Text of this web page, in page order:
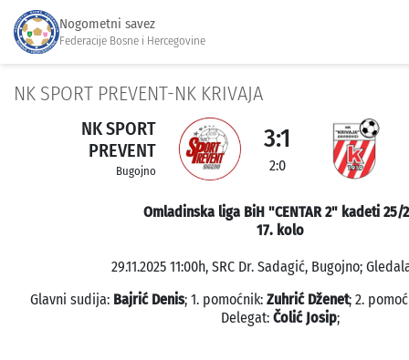
Nogometni savez
Federacije Bosne i Hercegovine
NK SPORT PREVENT-NK KRIVAJA
NK SPORT
PREVENT
Bugojno
3:1
2:0
Omladinska liga BiH "CENTAR 2" kadeti 25/
17. kolo
29.11.2025 11:00h, SRC Dr. Sadagić, Bugojno;
Glavni sudija: Bajrić Denis; 1. pomoćnik: Zuhrić Dženet; 2.
Delegat: Čolić Josip;